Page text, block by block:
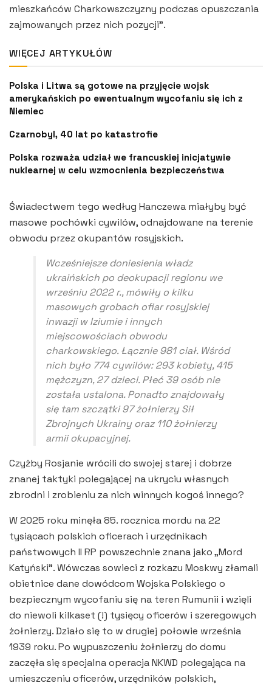
mieszkańców Charkowszczyzny podczas opuszczania
zajmowanych przez nich pozycji”.
WIĘCEJ ARTYKUŁÓW
Polska i Litwa są gotowe na przyjęcie wojsk
amerykańskich po ewentualnym wycofaniu się ich z
Niemiec
Czarnobyl, 40 lat po katastrofie
Polska rozważa udział we francuskiej inicjatywie
nuklearnej w celu wzmocnienia bezpieczeństwa
Świadectwem tego według Hanczewa miałyby być
masowe pochówki cywilów, odnajdowane na terenie
obwodu przez okupantów rosyjskich.
Wcześniejsze doniesienia władz
ukraińskich po deokupacji regionu we
wrześniu 2022 r., mówiły o kilku
masowych grobach ofiar rosyjskiej
inwazji w Iziumie i innych
miejscowościach obwodu
charkowskiego. Łącznie 981 ciał. Wśród
nich było 774 cywilów: 293 kobiety, 415
mężczyzn, 27 dzieci. Płeć 39 osób nie
została ustalona. Ponadto znajdowały
się tam szczątki 97 żołnierzy Sił
Zbrojnych Ukrainy oraz 110 żołnierzy
armii okupacyjnej.
Czyżby Rosjanie wrócili do swojej starej i dobrze
znanej taktyki polegającej na ukryciu własnych
zbrodni i zrobieniu za nich winnych kogoś innego?
W 2025 roku minęła 85. rocznica mordu na 22
tysiącach polskich oficerach i urzędnikach
państwowych II RP powszechnie znana jako „Mord
Katyński”. Wówczas sowieci z rozkazu Moskwy złamali
obietnice dane dowódcom Wojska Polskiego o
bezpiecznym wycofaniu się na teren Rumunii i wzięli
do niewoli kilkaset (!) tysięcy oficerów i szeregowych
żołnierzy. Działo się to w drugiej połowie września
1939 roku. Po wypuszczeniu żołnierzy do domu
zaczęła się specjalna operacja NKWD polegająca na
umieszczeniu oficerów, urzędników polskich,